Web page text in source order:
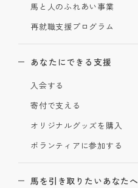
馬と人のふれあい事業
再就職支援プログラム
あなたにできる支援
入会する
寄付で支える
オリジナルグッズを購入
ボランティアに参加する
馬を引き取りたいあなたへ